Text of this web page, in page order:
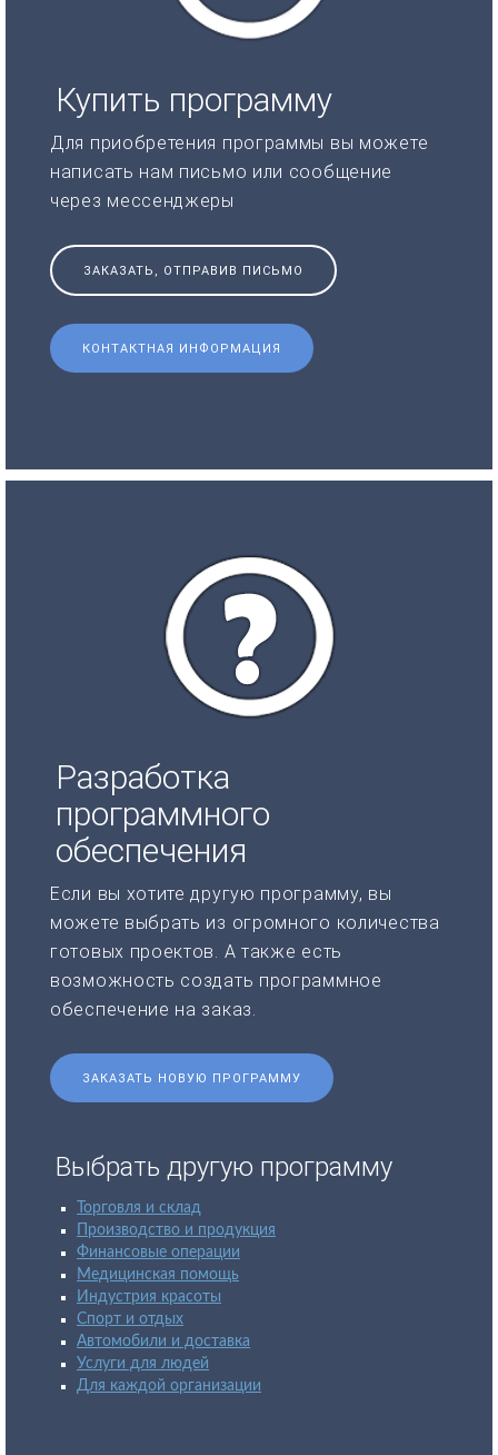
Купить программу
Для приобретения программы вы можете
написать нам письмо или сообщение
через мессенджеры
ЗАКАЗАТЬ, ОТПРАВИВ ПИСЬМО
КОНТАКТНАЯ ИНФОРМАЦИЯ
Разработка
программного
обеспечения
Если вы хотите другую программу, вы
можете выбрать из огромного количества
готовых проектов. А также есть
возможность создать программное
обеспечение на заказ.
ЗАКАЗАТЬ НОВУЮ ПРОГРАММУ
Выбрать другую программу
Торговля и склад
Производство и продукция
Финансовые операции
Медицинская помощь
Индустрия красоты
Спорт и отдых
Автомобили и доставка
Услуги для людей
Для каждой организации